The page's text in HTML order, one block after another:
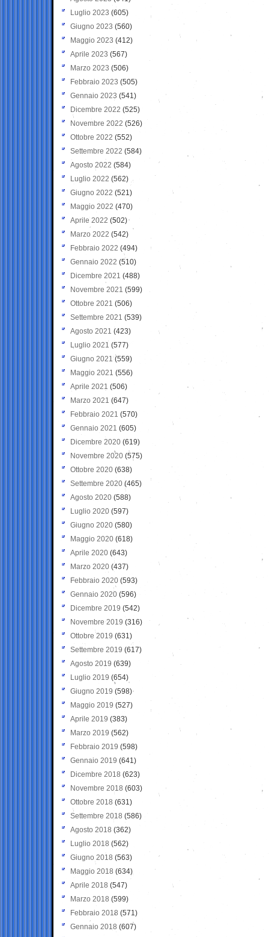
Luglio 2023 (605)
Giugno 2023 (560)
Maggio 2023 (412)
Aprile 2023 (567)
Marzo 2023 (506)
Febbraio 2023 (505)
Gennaio 2023 (541)
Dicembre 2022 (525)
Novembre 2022 (526)
Ottobre 2022 (552)
Settembre 2022 (584)
Agosto 2022 (584)
Luglio 2022 (562)
Giugno 2022 (521)
Maggio 2022 (470)
Aprile 2022 (502)
Marzo 2022 (542)
Febbraio 2022 (494)
Gennaio 2022 (510)
Dicembre 2021 (488)
Novembre 2021 (599)
Ottobre 2021 (506)
Settembre 2021 (539)
Agosto 2021 (423)
Luglio 2021 (577)
Giugno 2021(559)
Maggio 2021 (556)
Aprile 2021 (506)
Marzo 2021 (647)
Febbraio 2021 (570)
Gennaio 2021 (605)
Dicembre 2020 (619)
Novembre 2020 (575)
Ottobre 2020 (638)
Settembre 2020(465)
Agosto 2020 (588)
Luglio 2020 (597)
Giugno 2020 (580)
Maggio 2020 (618)
Aprile 2020 (643)
Marzo 2020 (437)
Febbraio 2020 (593)
Gennaio 2020 (596)
Dicembre 2019 (542)
Novembre 2019 (316)
Ottobre 2019 (631)
Settembre 2019 (617)
Agosto 2019 (639)
Luglio 2019 (654)
Giugno 2019 (598)
Maggio 2019 (527)
Aprile 2019 (383)
Marzo 2019 (562)
Febbraio 2019 (598)
Gennaio 2019 (641)
Dicembre 2018 (623)
Novembre 2018 (603)
Ottobre 2018 (631)
Settembre 2018 (586)
Agosto 2018 (362)
Luglio 2018 (562)
Giugno 2018 (563)
Maggio 2018 (634)
Aprile 2018 (547)
Marzo 2018 (599)
Febbraio 2018 (571)
Gennaio 2018 (607)